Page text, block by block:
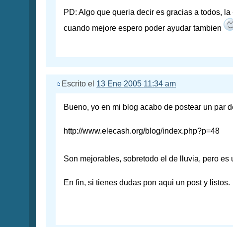
PD: Algo que queria decir es gracias a todos,
cuando mejore espero poder ayudar tambien
Escrito el 13 Ene 2005 11:34 am
Bueno, yo en mi blog acabo de postear un par
http://www.elecash.org/blog/index.php?p=48
Son mejorables, sobretodo el de lluvia, pero es
En fin, si tienes dudas pon aqui un post y listos.